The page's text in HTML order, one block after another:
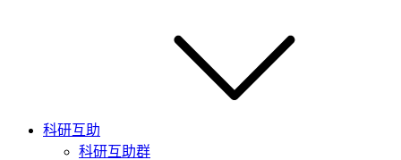
科研互助
科研互助群